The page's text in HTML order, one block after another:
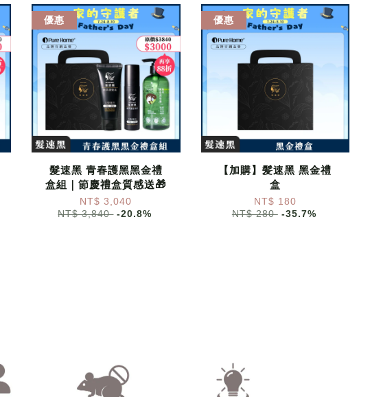
優惠
髮速黑 青春護黑黑金禮
盒組｜節慶禮盒質感送🎁
NT$ 3,040
NT$ 3,840 -20.8%
優惠
【加購】髪速黑 黑金禮
盒
NT$ 180
NT$ 280 -35.7%